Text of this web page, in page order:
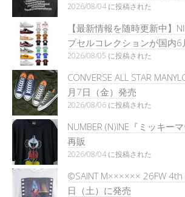
2026/08/04 に投稿された
【最新情報を随時更新中】
プセルコレクションが国内
2026/08/05 に投稿された
CONVERSE ALL STAR
月7日（金）発売
2026/08/06 に投稿された
NUMBER (N)INE『ミッキー
再販
2026/08/04 に投稿された
©SAINT M×××××× 26FW
日（土）に発売